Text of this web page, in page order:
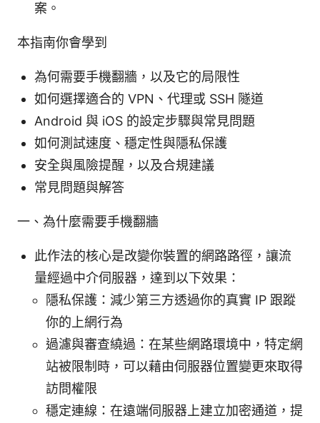
案。
本指南你會學到
為何需要手機翻牆，以及它的局限性
如何選擇適合的 VPN、代理或 SSH 隧道
Android 與 iOS 的設定步驟與常見問題
如何測試速度、穩定性與隱私保護
安全與風險提醒，以及合規建議
常見問題與解答
一、為什麼需要手機翻牆
此作法的核心是改變你裝置的網路路徑，讓流
量經過中介伺服器，達到以下效果：
隱私保護：減少第三方透過你的真實 IP 跟蹤
你的上網行為
過濾與審查繞過：在某些網路環境中，特定網
站被限制時，可以藉由伺服器位置變更來取得
訪問權限
穩定連線：在遠端伺服器上建立加密通道，提